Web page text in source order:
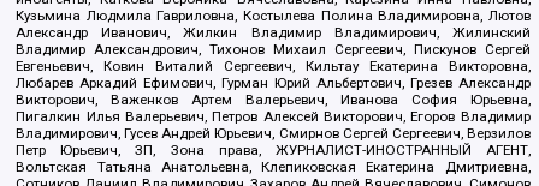
Кузьмина Людмила Гавриловна, Костылева Полина Владимировна, Лютов
Александр Иванович, Жилкин Владимир Владимирович, Жилинский
Владимир Александрович, Тихонов Михаил Сергеевич, Пискунов Сергей
Евгеньевич, Ковин Виталий Сергеевич, Кильтау Екатерина Викторовна,
Любарев Аркадий Ефимович, Гурман Юрий Альбертович, Грезев Александр
Викторович, Важенков Артем Валерьевич, Иванова София Юрьевна,
Пигалкин Илья Валерьевич, Петров Алексей Викторович, Егоров Владимир
Владимирович, Гусев Андрей Юрьевич, Смирнов Сергей Сергеевич, Верзилов
Петр Юрьевич, ЗП, Зона права, ЖУРНАЛИСТ-ИНОСТРАННЫЙ АГЕНТ,
Вольтская Татьяна Анатольевна, Клепиковская Екатерина Дмитриевна,